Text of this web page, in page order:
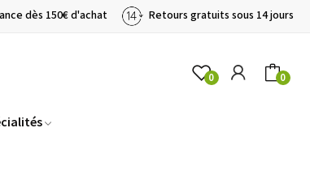
dès 150€ d'achat Retours gratuits sous 14 jours
0 0